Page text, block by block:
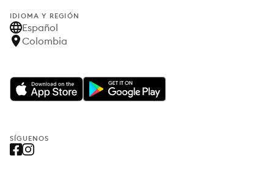
IDIOMA Y REGIÓN
Español
Colombia
SÍGUENOS